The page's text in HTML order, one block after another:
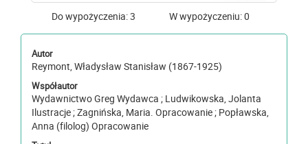
Do wypożyczenia: 3 W wypożyczeniu: 0
Autor
Reymont, Władysław Stanisław (1867-1925)
Współautor
Wydawnictwo Greg Wydawca ; Ludwikowska, Jolanta
Ilustracje ; Zagnińska, Maria. Opracowanie ; Popławska,
Anna (filolog) Opracowanie